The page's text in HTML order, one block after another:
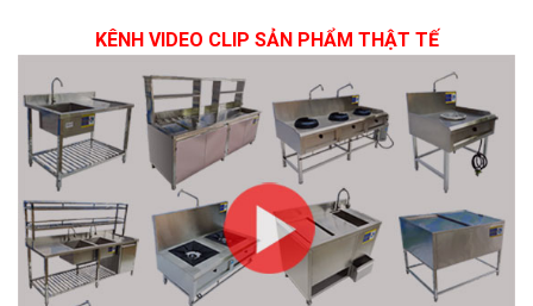
KÊNH VIDEO CLIP SẢN PHẨM THẬT TẾ